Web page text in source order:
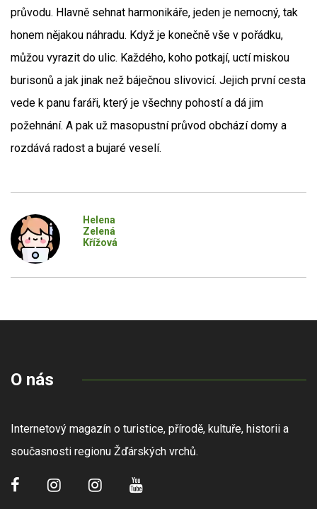
průvodu. Hlavně sehnat harmonikáře, jeden je nemocný, tak
honem nějakou náhradu. Když je konečně vše v pořádku,
můžou vyrazit do ulic. Každého, koho potkají, uctí miskou
burisonů a jak jinak než báječnou slivovicí. Jejich první cesta
vede k panu faráři, který je všechny pohostí a dá jim
požehnání. A pak už masopustní průvod obchází domy a
rozdává radost a bujaré veselí.
Helena
Zelená
Křížová
O nás
Internetový magazín o turistice, přírodě, kultuře, historii a
současnosti regionu Žďárských vrchů.